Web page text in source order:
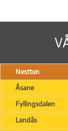
Nesttun
Åsane
Fyllingsdalen
Landås